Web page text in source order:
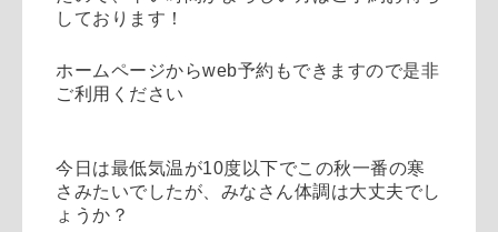
しております！
ホームページからweb予約もできますので是非
ご利用ください
今日は最低気温が10度以下でこの秋一番の寒
さみたいでしたが、みなさん体調は大丈夫でし
ょうか？